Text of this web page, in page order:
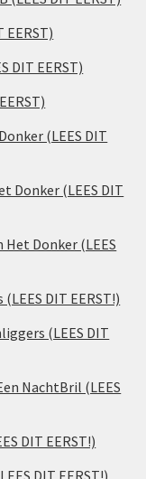
EERST)
DIT EERST)
(LEES DIT
Donker (LEES DIT
Donker (LEES
DIT EERST!)
(LEES DIT
NachtBril (LEES
DIT EERST!)